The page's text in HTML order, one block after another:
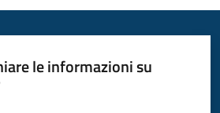
le informazioni su